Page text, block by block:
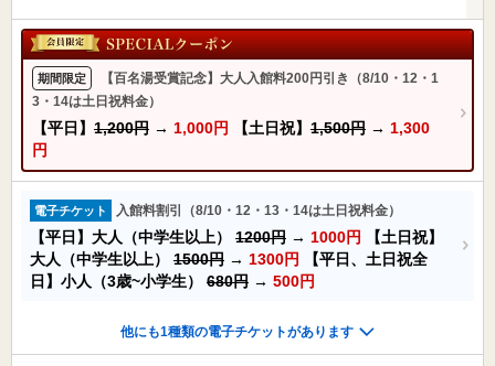
期間限定
【百名湯受賞記念】大人入館料200円引き（8/10・12・1
3・14は土日祝料金）
【平日】 1,200円 → 1,000円 【土日祝】 1,500円 → 1,300
円
電子チケット 入館料割引（8/10・12・13・14は土日祝料金）
【平日】大人（中学生以上） 1200円 → 1000円
【土日祝】
大人（中学生以上） 1500円 → 1300円
【平日、土日祝全
日】小人（3歳~小学生） 680円 → 500円
他にも1種類の電子チケットがあります